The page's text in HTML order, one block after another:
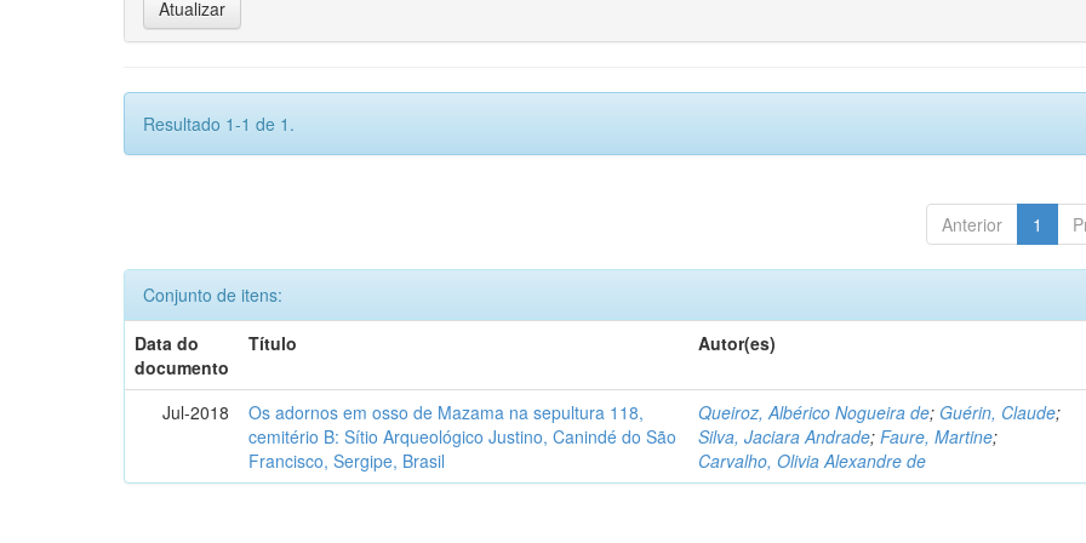
Resultado 1-1 de 1.
Anterior 1
Conjunto de itens:
Data do
documento
Título Autor(es)
Jul-2018
Os adornos em osso de Mazama na sepultura 118,
cemitério B: Sítio Arqueológico Justino, Canindé do São
Francisco, Sergipe, Brasil
Queiroz, Albérico Nogueira de; Guérin, Claude;
Silva, Jaciara Andrade;Faure, Martine;
Carvalho, Olivia Alexandre de